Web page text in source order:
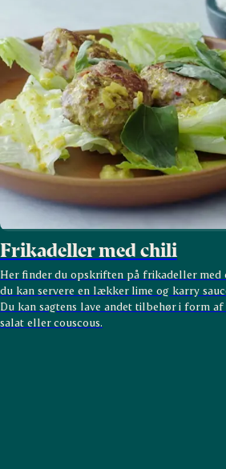
Frikadeller med chili
Her finder du opskriften på frikadeller med
du kan servere en lækker lime og karry
Du kan sagtens lave andet tilbehør i form af
salat eller couscous.